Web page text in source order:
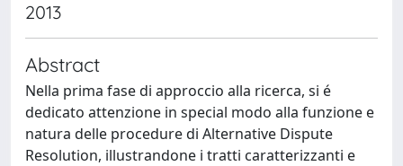
2013
Abstract
Nella prima fase di approccio alla ricerca, si é
dedicato attenzione in special modo alla funzione e
natura delle procedure di Alternative Dispute
Resolution, illustrandone i tratti caratterizzanti e